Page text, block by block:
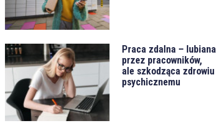
Praca zdalna – lubiana
przez pracowników,
ale szkodząca zdrowiu
psychicznemu